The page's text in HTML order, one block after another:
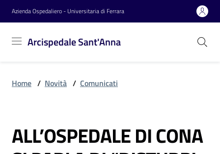
Vai al contenuto
Vai alla navigazione
Vai al footer
Azienda Ospedaliero - Universitaria di Ferrara
Arcispedale Sant'Anna
Sant'Anna
Azienda
Servizi
Home / Novità / Comunicati
Salta al contenuto
ALL’OSPEDALE DI CONA